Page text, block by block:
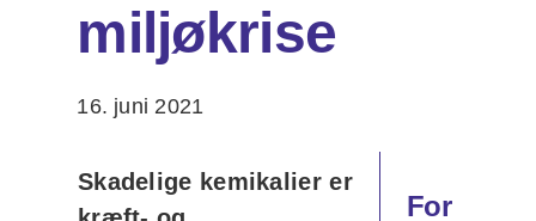
miljøkrise
16. juni 2021
Skadelige kemikalier er
For